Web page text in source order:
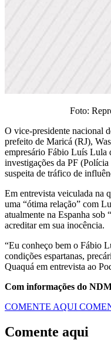
Foto:
O vice-presidente nacional
prefeito de Maricá (RJ),
empresário Fábio Luís Lula
investigações da PF
suspeita de tráfico de
Em entrevista veiculada na
uma “ótima relação” com
atualmente na Espanha sob
acreditar em sua inocência.
“Eu conheço bem o Fábio
condições espartanas,
Quaquá em entrevista ao
Com informações do
COMENTE AQUI
Comente aqui